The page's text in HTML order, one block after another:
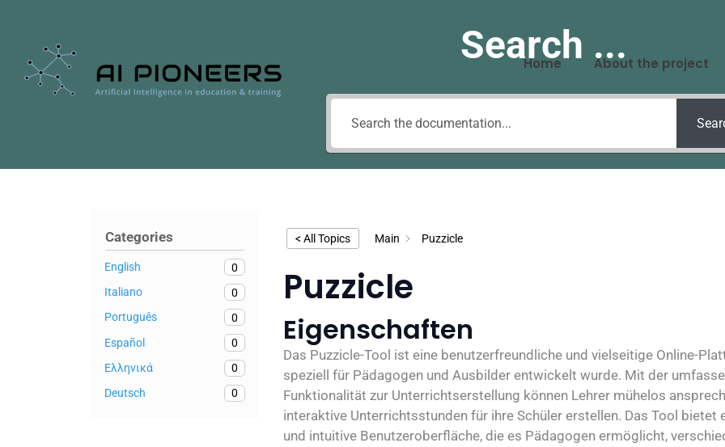
Home About the project
Search ...
Categories
English
0
Italiano
0
Português
0
Español
0
Ελληνικά
0
Deutsch
0
< All Topics Main Puzzicle
Puzzicle
Eigenschaften
Das Puzzicle-Tool ist eine benutzerfreundliche und vielseitige Online-
speziell für Pädagogen und Ausbilder entwickelt wurde. Mit der
Funktionalität zur Unterrichtserstellung können Lehrer mühelos
interaktive Unterrichtsstunden für ihre Schüler erstellen. Das Tool bietet
und intuitive Benutzeroberfläche, die es Pädagogen ermöglicht,